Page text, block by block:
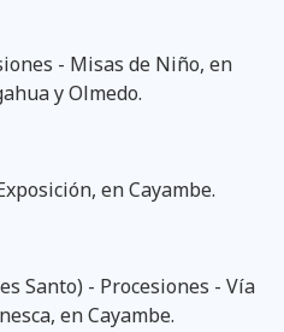
- Misas de Niño, en
y Olmedo.
en Cayambe.
Santo) - Procesiones - Vía
en Cayambe.